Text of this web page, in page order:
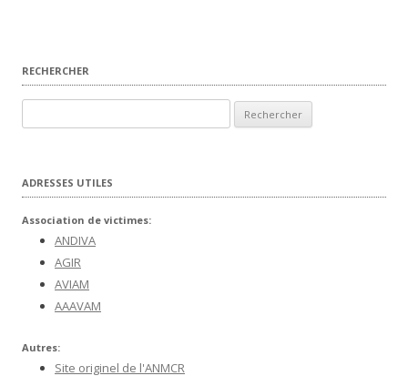
RECHERCHER
ADRESSES UTILES
Association de victimes:
ANDIVA
AGIR
AVIAM
AAAVAM
Autres:
Site originel de l'ANMCR